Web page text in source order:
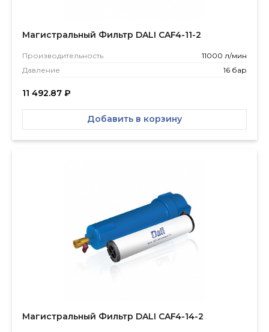
Магистральный Фильтр DALI CAF4-11-2
Производитель­ность
11000 л/мин
Давление
16 бар
11 492.87 ₽
Добавить в корзину
Магистральный Фильтр DALI CAF4-14-2